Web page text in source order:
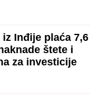
Inđije plaća 7,6
štete i
za investicije